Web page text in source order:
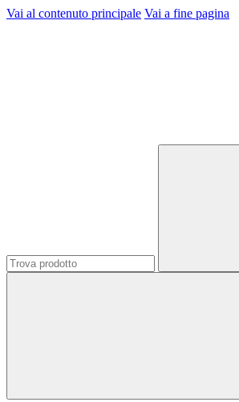
Vai al contenuto principale Vai a fine pagina